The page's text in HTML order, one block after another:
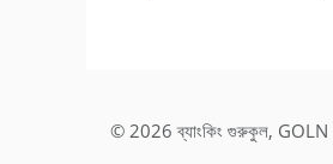
© 2026 ব্যাংকিং গুরুকুল, GOLN